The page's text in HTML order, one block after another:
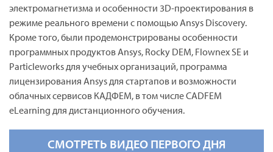
электромагнетизма и особенности 3D-проектирования в
режиме реального времени с помощью Ansys Discovery.
Кроме того, были продемонстрированы особенности
программных продуктов Ansys, Rocky DEM, Flownex SE и
Particleworks для учебных организаций, программа
лицензирования Ansys для стартапов и возможности
облачных сервисов КАДФЕМ, в том числе CADFEM
eLearning для дистанционного обучения.
СМОТРЕТЬ ВИДЕО ПЕРВОГО ДНЯ